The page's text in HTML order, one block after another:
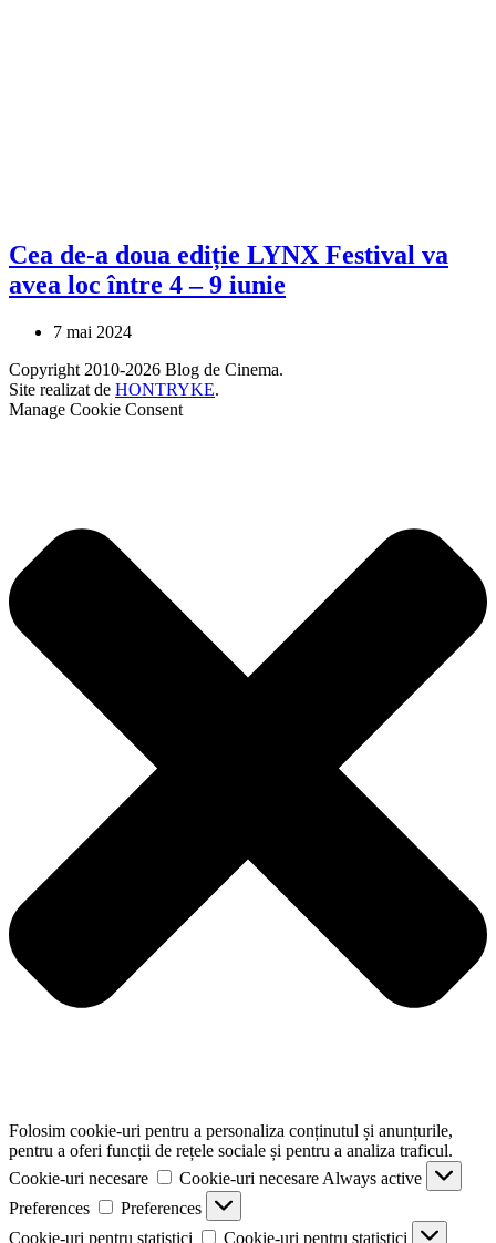
Cea de-a doua ediție LYNX Festival va
avea loc între 4 – 9 iunie
7 mai 2024
Copyright 2010-2026 Blog de Cinema.
Site realizat de HONTRYKE.
Manage Cookie Consent
Folosim cookie-uri pentru a personaliza conținutul și anunțurile,
pentru a oferi funcții de rețele sociale și pentru a analiza traficul.
Cookie-uri necesare
Cookie-uri necesare Always active
Preferences
Preferences
Cookie-uri pentru statistici
Cookie-uri pentru statistici